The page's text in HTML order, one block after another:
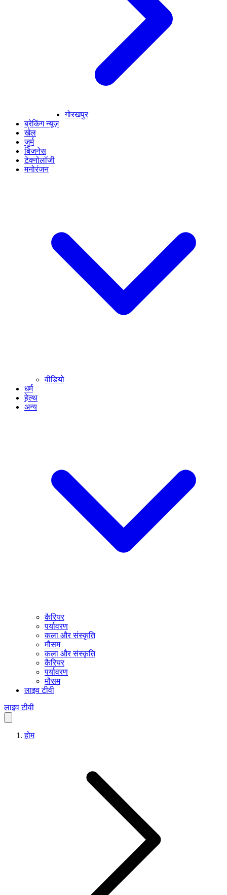
गोरखपुर
ब्रेकिंग न्यूज़
खेल
जुर्म
बिजनेस
टेक्नोलॉजी
मनोरंजन
वीडियो
धर्म
हेल्थ
अन्य
कैरियर
पर्यावरण
कला और संस्कृति
मौसम
कला और संस्कृति
कैरियर
पर्यावरण
मौसम
लाइव टीवी
लाइव टीवी
होम